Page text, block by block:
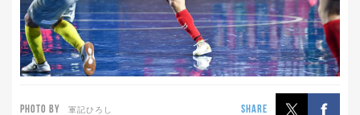
PHOTO BY 軍記ひろし SHARE